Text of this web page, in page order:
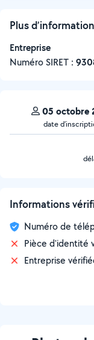
Plus
Entreprise
Numéro SIRET :
05 octobre
date
Informations
Numéro de
Pièce d'identité
Entreprise